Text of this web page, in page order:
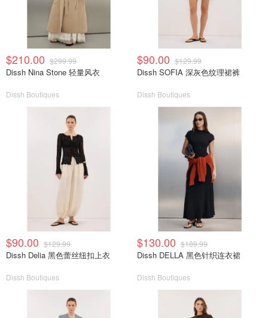
$210.00 $299.99
Dissh Nina Stone 轻量风衣
Dissh Boutiques
$90.00 $129.99
Dissh SOFIA 深灰色纹理裙裤
Dissh Boutiques
$90.00 $129.99
Dissh Delia 黑色蕾丝纽扣上衣
Dissh Boutiques
$130.00 $189.99
Dissh DELLA 黑色针织连衣裙
Dissh Boutiques